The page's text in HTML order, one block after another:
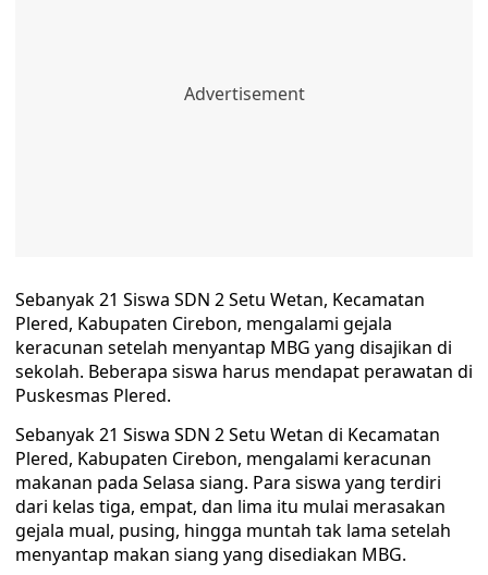
Sebanyak 21 Siswa SDN 2 Setu Wetan, Kecamatan
Plered, Kabupaten Cirebon, mengalami gejala
keracunan setelah menyantap MBG yang disajikan di
sekolah. Beberapa siswa harus mendapat perawatan di
Puskesmas Plered.
Sebanyak 21 Siswa SDN 2 Setu Wetan di Kecamatan
Plered, Kabupaten Cirebon, mengalami keracunan
makanan pada Selasa siang. Para siswa yang terdiri
dari kelas tiga, empat, dan lima itu mulai merasakan
gejala mual, pusing, hingga muntah tak lama setelah
menyantap makan siang yang disediakan MBG.